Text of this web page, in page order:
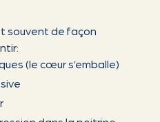
souvent de façon
(le cœur s’emballe)